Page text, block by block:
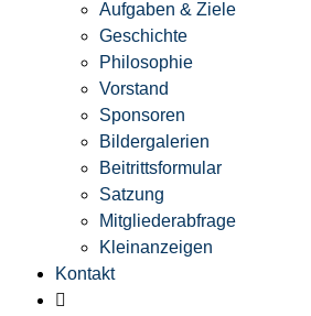
Aufgaben & Ziele
Geschichte
Philosophie
Vorstand
Sponsoren
Bildergalerien
Beitrittsformular
Satzung
Mitgliederabfrage
Kleinanzeigen
Kontakt